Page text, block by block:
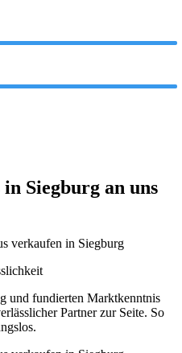
Siegburg an uns
und fundierten Marktkenntnis
Partner zur Seite. So